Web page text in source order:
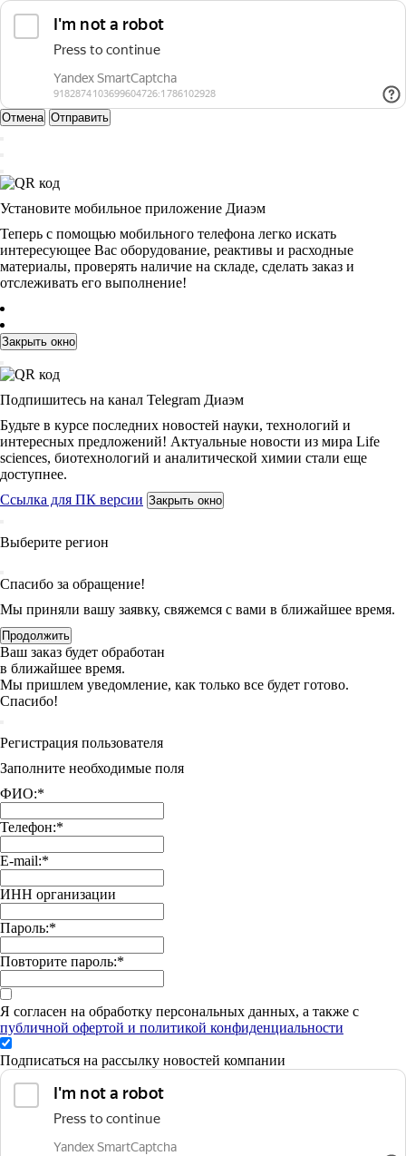
Отмена Отправить
Установите мобильное приложение Диаэм
Теперь с помощью мобильного телефона легко искать
интересующее Вас оборудование, реактивы и расходные
материалы, проверять наличие на складе, сделать заказ и
отслеживать его выполнение!
Закрыть окно
Подпишитесь на канал Telegram Диаэм
Будьте в курсе последних новостей науки, технологий и
интересных предложений! Актуальные новости из мира Life
sciences, биотехнологий и аналитической химии стали еще
доступнее.
Ссылка для ПК версии Закрыть окно
Выберите регион
Спасибо за обращение!
Мы приняли вашу заявку, свяжемся с вами в ближайшее время.
Продолжить
Ваш заказ будет обработан
в ближайшее время.
Мы пришлем уведомление, как только все будет готово.
Спасибо!
Регистрация пользователя
Заполните необходимые поля
ФИО:*
Телефон:*
E-mail:*
ИНН организации
Пароль:*
Повторите пароль:*
Я согласен на обработку персональных данных, а также с
публичной офертой и политикой конфиденциальности
Подписаться на рассылку новостей компании